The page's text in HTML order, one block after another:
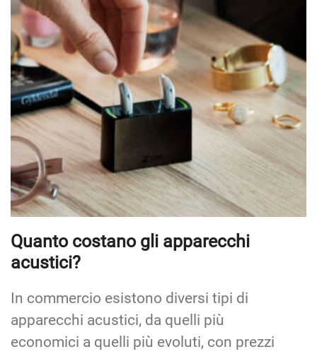
Quanto costano gli apparecchi
acustici?
In commercio esistono diversi tipi di
apparecchi acustici, da quelli più
economici a quelli più evoluti, con prezzi